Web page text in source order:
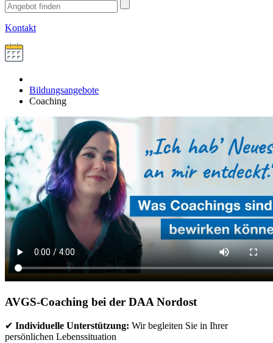
Kontakt
Bildungsangebote
Coaching
AVGS-Coaching bei der DAA Nordost
✔ Individuelle Unterstützung: Wir begleiten Sie in Ihrer
persönlichen Lebenssituation